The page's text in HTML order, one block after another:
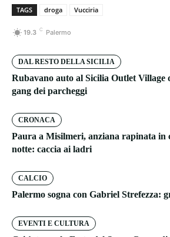
TAGS droga Vucciria
19.3 C Palermo
DAL RESTO DELLA SICILIA
Rubavano auto al Sicilia Outlet Village
gang dei parcheggi
CRONACA
Paura a Misilmeri, anziana rapinata in
notte: caccia ai ladri
CALCIO
Palermo sogna con Gabriel Strefezza:
EVENTI E CULTURA